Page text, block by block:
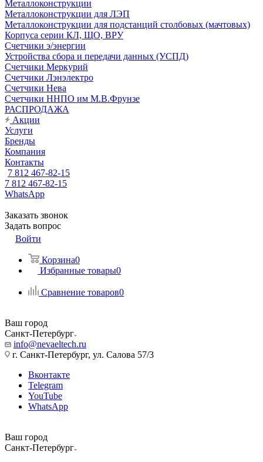
Металлоконструкции
Металлоконструкции для ЛЭП
Металлоконструкции для подстанций столбовых (мачтовых)
Корпуса серии КЛ, ЩО, ВРУ
Счетчики э/энергии
Устройства сбора и передачи данных (УСПД)
Счетчики Меркурий
Счетчики Лэнэлектро
Счетчики Нева
Счетчики ННПО им М.В.Фрунзе
РАСПРОДАЖА
Акции
Услуги
Бренды
Компания
Контакты
7 812 467-82-15
7 812 467-82-15
WhatsApp
Заказать звонок
Задать вопрос
Войти
Корзина0
Избранные товары0
Сравнение товаров0
Ваш город
Санкт-Петербург
info@nevaeltech.ru
г. Санкт-Петербург, ул. Салова 57/3
Вконтакте
Telegram
YouTube
WhatsApp
Ваш город
Санкт-Петербург